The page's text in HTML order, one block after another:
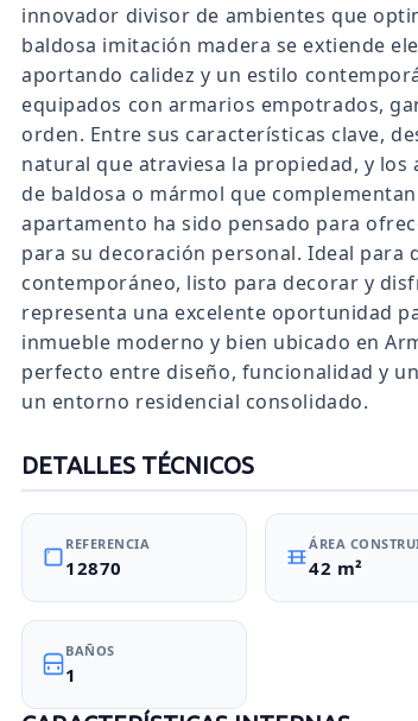
innovador divisor de ambientes que
baldosa imitación madera se extiende
aportando calidez y un estilo
equipados con armarios empotrados,
orden. Entre sus características clave,
natural que atraviesa la propiedad, y los
de baldosa o mármol que
apartamento ha sido pensado para
para su decoración personal. Ideal para
contemporáneo, listo para decorar y
representa una excelente oportunidad
inmueble moderno y bien ubicado en
perfecto entre diseño, funcionalidad y
un entorno residencial consolidado.
DETALLES TÉCNICOS
REFERENCIA
12870
ÁREA
42 m²
BAÑOS
1